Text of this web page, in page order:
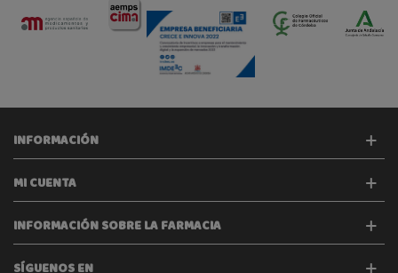
INFORMACIÓN
MI CUENTA
INFORMACIÓN SOBRE LA FARMACIA
SÍGUENOS EN